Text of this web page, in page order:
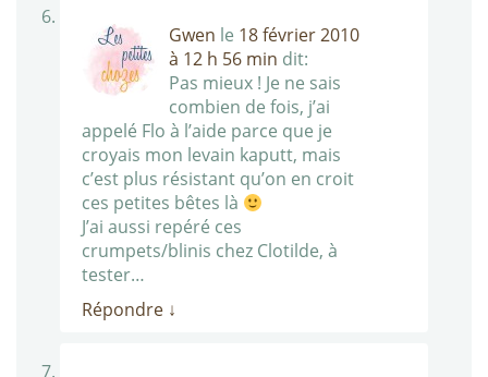
Gwen le 18 février 2010
à 12 h 56 min dit:
Pas mieux ! Je ne sais
combien de fois, j’ai
appelé Flo à l’aide parce que je
croyais mon levain kaputt, mais
c’est plus résistant qu’on en croit
ces petites bêtes là
J’ai aussi repéré ces
crumpets/blinis chez Clotilde, à
tester…
Répondre ↓